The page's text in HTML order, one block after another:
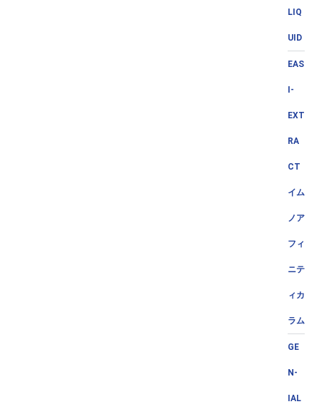
LIQ
UID
EAS
I-
EXT
RA
CT
イム
ノア
フィ
ニテ
ィカ
ラム
GE
N-
IAL